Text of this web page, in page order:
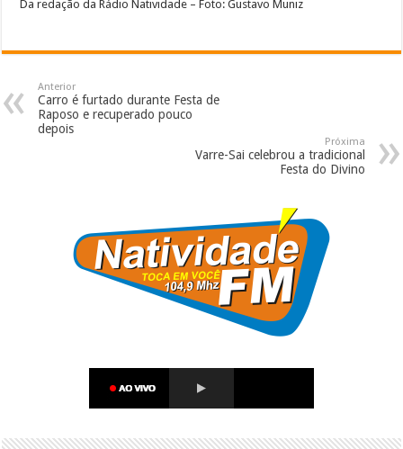
Da redação da Rádio Natividade – Foto: Gustavo Muniz
Anterior
Carro é furtado durante Festa de
Raposo e recuperado pouco
depois
Próxima
Varre-Sai celebrou a tradicional
Festa do Divino